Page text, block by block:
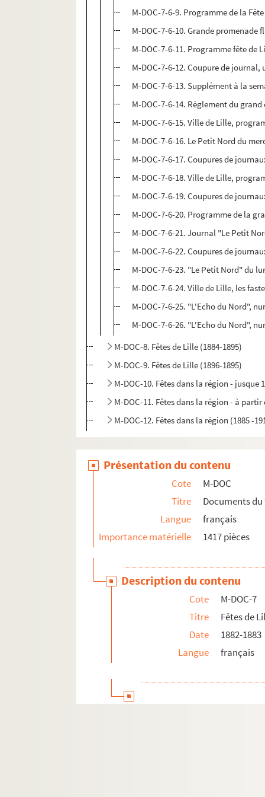
M-DOC-7-6-9. Programme de la
M-DOC-7-6-10. Grande
M-DOC-7-6-11. Programme fête de
M-DOC-7-6-12. Coupure de
M-DOC-7-6-13. Supplément à la
M-DOC-7-6-14. Règlement du
M-DOC-7-6-15. Ville de Lille,
M-DOC-7-6-16. Le Petit Nord du
M-DOC-7-6-17. Coupures de
M-DOC-7-6-18. Ville de Lille,
M-DOC-7-6-19. Coupures de
M-DOC-7-6-20. Programme de la
M-DOC-7-6-21. Journal "Le Petit
M-DOC-7-6-22. Coupures de
M-DOC-7-6-23. "Le Petit Nord" du
M-DOC-7-6-24. Ville de Lille, les
M-DOC-7-6-25. "L'Echo du Nord",
M-DOC-7-6-26. "L'Echo du Nord",
M-DOC-8. Fêtes de Lille (1884-1895)
M-DOC-9. Fêtes de Lille (1896-1895)
M-DOC-10. Fêtes dans la région - jusque
M-DOC-11. Fêtes dans la région - à partir
M-DOC-12. Fêtes dans la région (1885 -
Présentation du contenu
Cote
M-DOC
Titre
Documents
Langue
français
Importance matérielle
1417 pièces
Description du contenu
Cote
M-DOC-7
Titre
Fêtes de
Date
1882-1883
Langue
français